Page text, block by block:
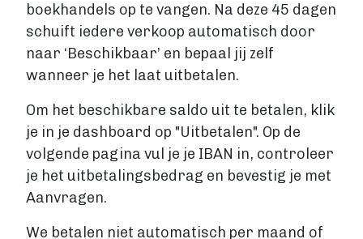
boekhandels op te vangen. Na deze 45 dagen
schuift iedere verkoop automatisch door
naar ‘Beschikbaar’ en bepaal jij zelf
wanneer je het laat uitbetalen.
Om het beschikbare saldo uit te betalen, klik
je in je dashboard op "Uitbetalen". Op de
volgende pagina vul je je IBAN in, controleer
je het uitbetalingsbedrag en bevestig je met
Aanvragen.
We betalen niet automatisch per maand of